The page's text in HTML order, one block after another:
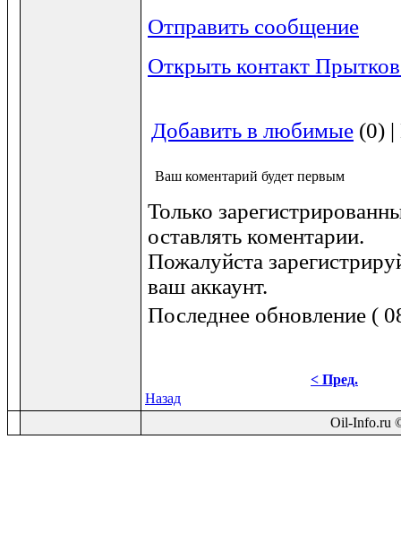
Отправить сообщение
Открыть контакт
Добавить в любимые (0)
Ваш коментарий будет первым
Только
оставлять коментарии.
Пожалуйста
ваш аккаунт.
Последнее обновление (
< Пред.
Назад
Oil-Info.ru